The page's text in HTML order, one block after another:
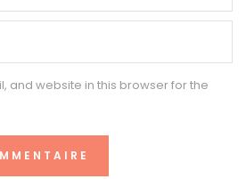
and website in this browser for the